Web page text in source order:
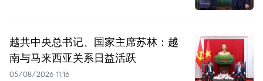
越共中央总书记、国家主席苏林：越
南与马来西亚关系日益活跃
05/08/2026 11:16